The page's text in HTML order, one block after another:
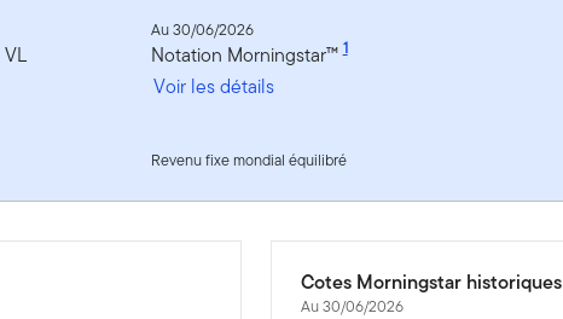
Au 30/06/2026
Notation Morningstar™1
Voir les détails
Revenu fixe mondial équilibré
Cotes Morningstar historiques
Au 30/06/2026